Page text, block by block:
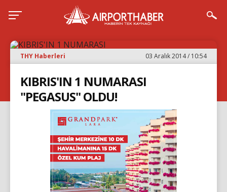
THY Haberleri 03 Aralık 2014 / 10:54
KIBRIS'IN 1 NUMARASI
"PEGASUS" OLDU!